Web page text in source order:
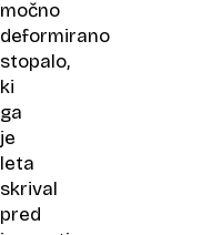
močno
deformirano
stopalo,
ki
ga
je
leta
skrival
pred